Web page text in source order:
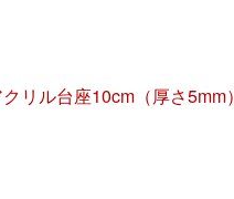
リル台座10cm（厚さ5mm）